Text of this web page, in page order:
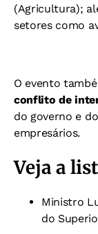
(Agricultura);
setores como
O evento
conflito de
do governo e
empresários.
Veja a
Ministro
do